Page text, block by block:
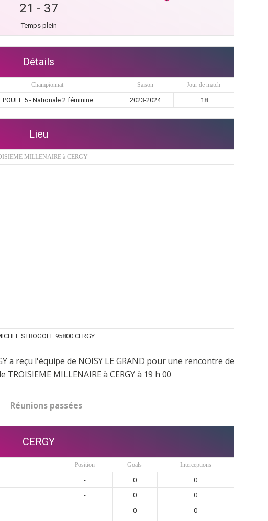
21 - 37
Temps plein
Détails
Championnat Saison Jour de match
POULE 5 - Nationale 2 féminine 2023-2024 18
Lieu
MILLENAIRE à CERGY
STROGOFF 95800 CERGY
a reçu l'équipe de NOISY LE GRAND pour une rencontre de
MILLENAIRE à CERGY à 19 h 00
Réunions passées
CERGY
Position Goals Interceptions
- 0
0
- 0
0
- 0
0